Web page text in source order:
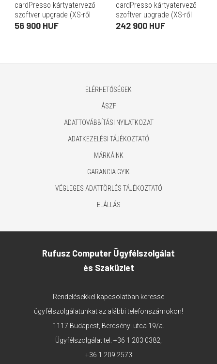
cardPresso kártyatervező
szoftver upgrade (XS-ről
XM-re)
56 900 HUF
cardPresso kártyatervező
szoftver upgrade (XS-ről
XL-re)
242 900 HUF
ELÉRHETŐSÉGEK
ÁSZF
ADATTOVÁBBÍTÁSI NYILATKOZAT
ADATKEZELÉSI TÁJÉKOZTATÓ
MÁRKÁINK
GARANCIA GYIK
VÉGLEGES ADATTÖRLÉS TÁJÉKOZTATÓ
ELÁLLÁS
Rufusz Computer Ügyfélszolgálat
és Szaküzlet
Rendelésekkel kapcsolatban keresse
ügyfélszolgálatunkat az alábbi telefonszámokon!
1117 Budapest, Bercsényi utca 19/a.
Ügyfélszolgálat tel: +36 1 203 0382;
+36 1 209 2573